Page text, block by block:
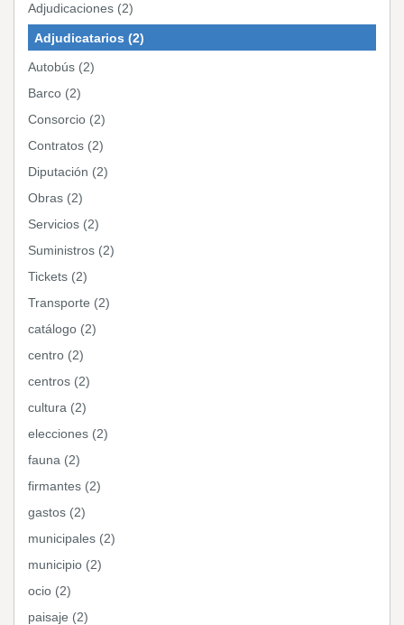
Adjudicaciones (2)
Adjudicatarios (2)
Autobús (2)
Barco (2)
Consorcio (2)
Contratos (2)
Diputación (2)
Obras (2)
Servicios (2)
Suministros (2)
Tickets (2)
Transporte (2)
catálogo (2)
centro (2)
centros (2)
cultura (2)
elecciones (2)
fauna (2)
firmantes (2)
gastos (2)
municipales (2)
municipio (2)
ocio (2)
paisaje (2)